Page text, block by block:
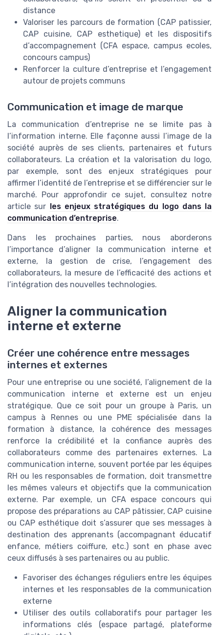
distance
Valoriser les parcours de formation (CAP patissier,
CAP cuisine, CAP esthetique) et les dispositifs
d’accompagnement (CFA espace, campus ecoles,
concours campus)
Renforcer la culture d’entreprise et l’engagement
autour de projets communs
Communication et image de marque
La communication d’entreprise ne se limite pas à
l’information interne. Elle façonne aussi l’image de la
société auprès de ses clients, partenaires et futurs
collaborateurs. La création et la valorisation du logo,
par exemple, sont des enjeux stratégiques pour
affirmer l’identité de l’entreprise et se différencier sur le
marché. Pour approfondir ce sujet, consultez notre
article sur
les enjeux stratégiques du logo dans la
communication d’entreprise.
Dans les prochaines parties, nous aborderons
l’importance d’aligner la communication interne et
externe, la gestion de crise, l’engagement des
collaborateurs, la mesure de l’efficacité des actions et
l’intégration des nouvelles technologies.
Aligner la communication
interne et externe
Créer une cohérence entre messages
internes et externes
Pour une entreprise ou une société, l’alignement de la
communication interne et externe est un enjeu
stratégique. Que ce soit pour un groupe à Paris, un
campus à Rennes ou une PME spécialisée dans la
formation à distance, la cohérence des messages
renforce la crédibilité et la confiance auprès des
collaborateurs comme des partenaires externes. La
communication interne, souvent portée par les équipes
RH ou les responsables de formation, doit transmettre
les mêmes valeurs et objectifs que la communication
externe. Par exemple, un CFA espace concours qui
propose des préparations au CAP pâtissier, CAP cuisine
ou CAP esthétique doit s’assurer que ses messages à
destination des apprenants (accompagnant éducatif
enfance, métiers coiffure, etc.) sont en phase avec
ceux diffusés à ses partenaires ou au public.
Favoriser des échanges réguliers entre les équipes
internes et les responsables de la communication
externe
Utiliser des outils collaboratifs pour partager les
informations clés (espace partagé, plateforme